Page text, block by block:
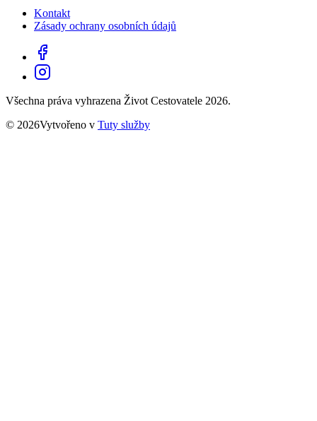
Kontakt
Zásady ochrany osobních údajů
Všechna práva vyhrazena Život Cestovatele 2026.
© 2026Vytvořeno v Tuty služby